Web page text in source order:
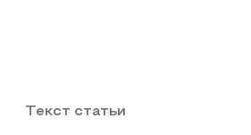
Текст статьи